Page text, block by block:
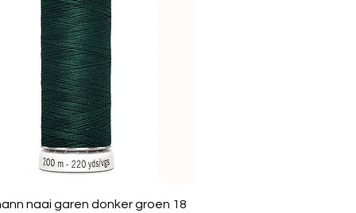
naai garen donker groen 18